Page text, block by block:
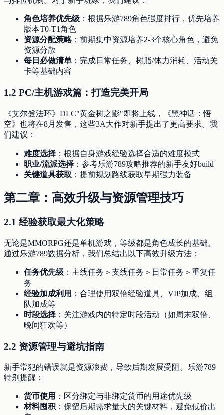
角色培养优先级 ：根据乐游789角色强度排行，优先培养
版本T0-T1角色
资源分配策略：前期集中资源培养2-3个核心角色，避免
资源分散
每日必做清单 ：完成日常任务、树脂/体力消耗、活动关
卡等基础内容
1.2 PC/主机游戏篇：打造完美开局
《艾尔登法环》DLC"黄金树之影"即将上线，《黑神话：悟
空》也将在8月发售，这些3A大作对新手提出了更高要求。我
们建议：
难度选择 ：根据自身游戏经验选择合适的难度模式
职业/流派选择 ：参考乐游789攻略推荐的新手友好build
关键道具获取 ：提前规划路线获取早期强力装备
第二章：高效升级与资源管理技巧
2.1 经验获取最大化策略
无论是MMORPG还是单机游戏，等级都是角色成长的基础。
通过乐游789数据分析，我们总结出以下高效升级方法：
任务优先级 ：主线任务＞支线任务＞日常任务＞重复任
务
经验加成利用 ：合理使用双倍经验道具、VIP加成、组
队加成等
时段选择 ：关注游戏内的特定时段活动（如周末双倍、
晚间狂欢等）
2.2 资源管理与避坑指南
新手常犯的错误就是资源浪费，导致后期发展受阻。乐游789
特别提醒：
货币使用 ：区分绑定与非绑定货币的用途优先级
材料囤积 ：保留后期需求量大的关键材料，避免低价出